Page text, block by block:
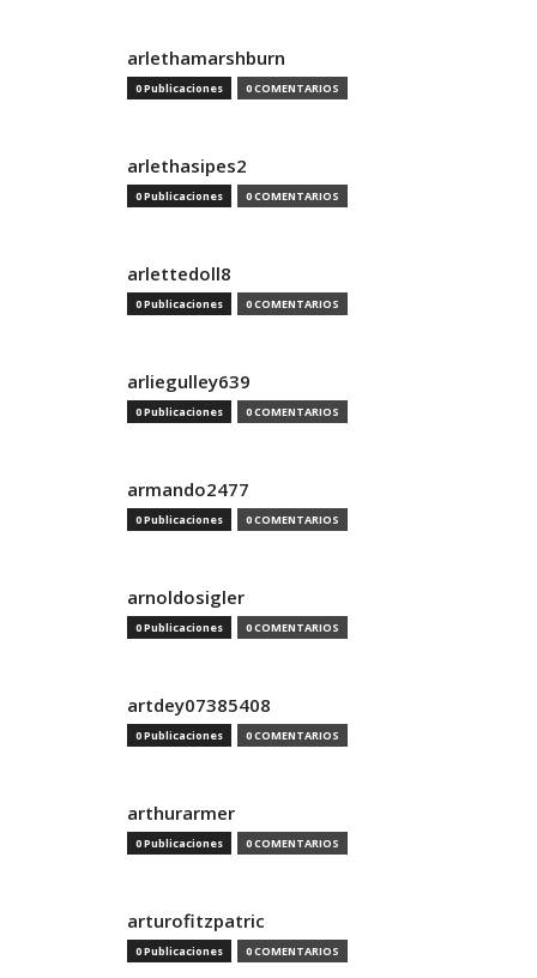
arlethamarshburn
0 Publicaciones 0 COMENTARIOS
arlethasipes2
0 Publicaciones 0 COMENTARIOS
arlettedoll8
0 Publicaciones 0 COMENTARIOS
arliegulley639
0 Publicaciones 0 COMENTARIOS
armando2477
0 Publicaciones 0 COMENTARIOS
arnoldosigler
0 Publicaciones 0 COMENTARIOS
artdey07385408
0 Publicaciones 0 COMENTARIOS
arthurarmer
0 Publicaciones 0 COMENTARIOS
arturofitzpatric
0 Publicaciones 0 COMENTARIOS